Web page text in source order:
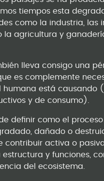
tiempos esta
como la industria, las
agricultura y
lleva consigo una
es complemente
está causando
y de consumo).
definir como el
dañado o
contribuir activa o
y funciones,
del ecosistema.